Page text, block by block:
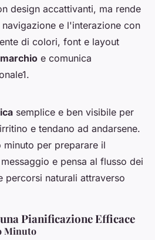
design accattivanti, ma rende
e l'interazione con
di colori, font e layout
e comunica
semplice e ben visibile per
e tendano ad andarsene.
per preparare il
e pensa al flusso dei
percorsi naturali attraverso
Pianificazione Efficace
Minuto